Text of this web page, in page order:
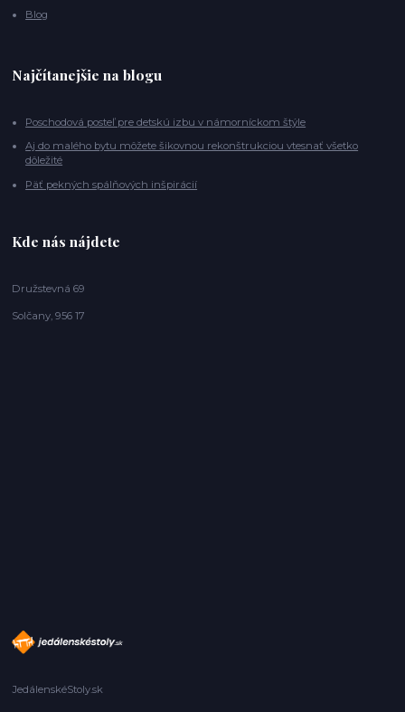
Blog
Najčítanejšie na blogu
Poschodová posteľ pre detskú izbu v námorníckom štýle
Aj do malého bytu môžete šikovnou rekonštrukciou vtesnať všetko
dôležité
Päť pekných spálňových inšpirácií
Kde nás nájdete
Družstevná 69
Solčany, 956 17
JedálenskéStoly.sk